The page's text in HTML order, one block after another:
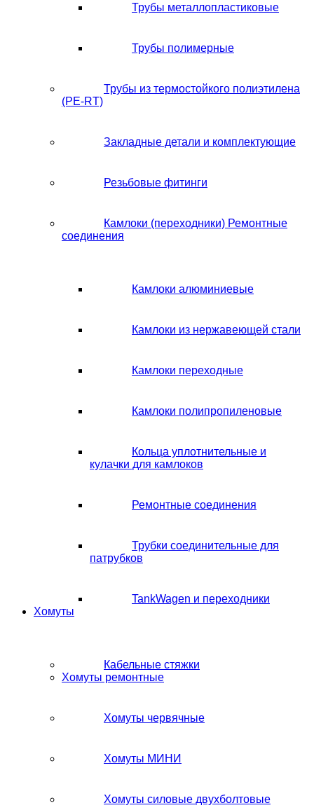
Трубы металлопластиковые
Трубы полимерные
Трубы из термостойкого полиэтилена
(PE-RT)
Закладные детали и комплектующие
Резьбовые фитинги
Камлоки (переходники) Ремонтные
соединения
Камлоки алюминиевые
Камлоки из нержавеющей стали
Камлоки переходные
Камлоки полипропиленовые
Кольца уплотнительные и
кулачки для камлоков
Ремонтные соединения
Трубки соединительные для
патрубков
TankWagen и переходники
Хомуты
Кабельные стяжки
Хомуты ремонтные
Хомуты червячные
Хомуты МИНИ
Хомуты силовые двухболтовые